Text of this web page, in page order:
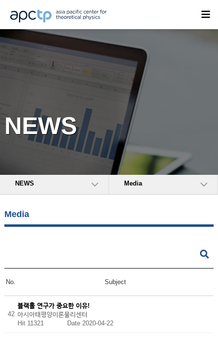
NEWS
NEWS Media
Media
No. Subject
42
블랙홀 연구가 중요한 이유!
아시아태평양이론물리센터
Hit 11321 Date 2020-04-22